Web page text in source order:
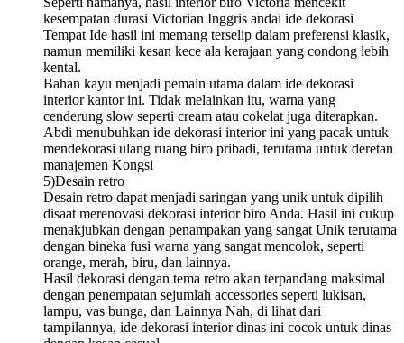
kesempatan durasi Victorian Inggris andai ide dekorasi
Tempat Ide hasil ini memang terselip dalam preferensi klasik,
namun memiliki kesan kece ala kerajaan yang condong lebih
kental.
Bahan kayu menjadi pemain utama dalam ide dekorasi
interior kantor ini. Tidak melainkan itu, warna yang
cenderung slow seperti cream atau cokelat juga diterapkan.
Abdi menubuhkan ide dekorasi interior ini yang pacak untuk
mendekorasi ulang ruang biro pribadi, terutama untuk deretan
manajemen Kongsi
5)Desain retro
Desain retro dapat menjadi saringan yang unik untuk dipilih
disaat merenovasi dekorasi interior biro Anda. Hasil ini cukup
menakjubkan dengan penampakan yang sangat Unik terutama
dengan bineka fusi warna yang sangat mencolok, seperti
orange, merah, biru, dan lainnya.
Hasil dekorasi dengan tema retro akan terpandang maksimal
dengan penempatan sejumlah accessories seperti lukisan,
lampu, vas bunga, dan Lainnya Nah, di lihat dari
tampilannya, ide dekorasi interior dinas ini cocok untuk dinas